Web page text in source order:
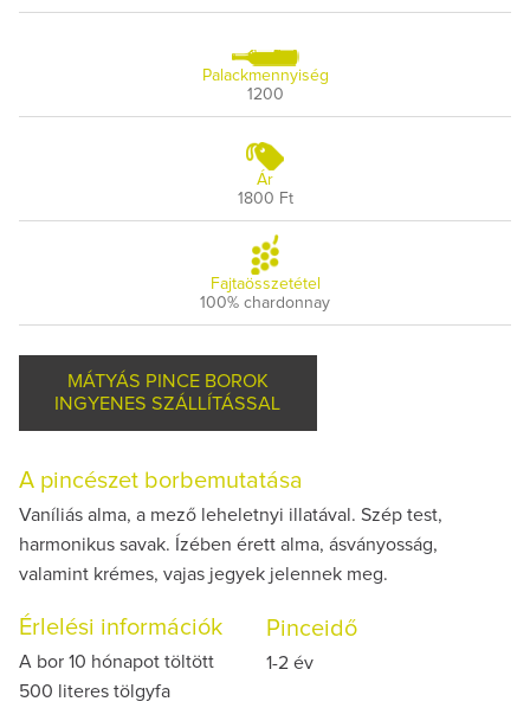
Palackmennyiség
1200
Ár
1800 Ft
Fajtaösszetétel
100% chardonnay
MÁTYÁS PINCE BOROK
INGYENES SZÁLLÍTÁSSAL
A pincészet borbemutatása
Vaníliás alma, a mező leheletnyi illatával. Szép test,
harmonikus savak. Ízében érett alma, ásványosság,
valamint krémes, vajas jegyek jelennek meg.
Érlelési információk
A bor 10 hónapot töltött
500 literes tölgyfa
Pinceidő
1-2 év